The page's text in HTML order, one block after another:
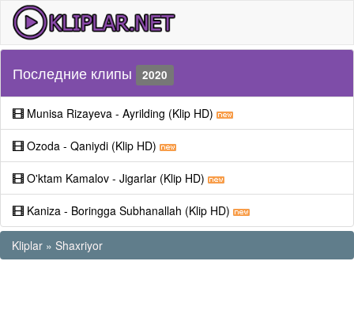
Последние клипы 2020
Munisa Rizayeva - Ayrilding (Klip HD)
Ozoda - Qaniydi (Klip HD)
O'ktam Kamalov - Jigarlar (Klip HD)
Kaniza - Boringga Subhanallah (Klip HD)
Kliplar » Shaxriyor